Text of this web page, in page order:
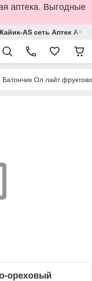
аптека. Выгодные
AS сеть Аптек А+
Батончик Ол лайт
ореховый